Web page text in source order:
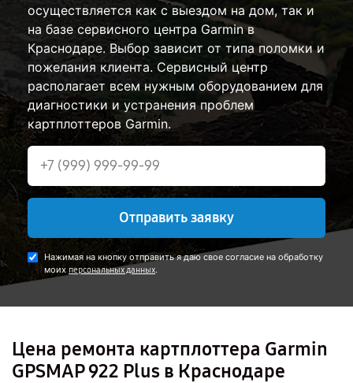
осуществляется как с выездом на дом, так и
на базе сервисного центра Garmin в
Краснодаре. Выбор зависит от типа поломки и
пожелания клиента. Сервисный центр
располагает всем нужным оборудованием для
диагностики и устранения проблем
картплоттеров Garmin.
Отправить заявку
Нажимая на кнопку отправить я даю свое согласие на обработку
моих персональных данных.
Цена ремонта картплоттера Garmin
GPSMAP 922 Plus в Краснодаре